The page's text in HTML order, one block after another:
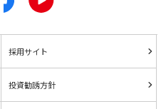
採用サイト
投資勧誘方針